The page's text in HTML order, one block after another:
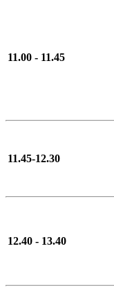
11.00 - 11.45
11.45-12.30
12.40 - 13.40